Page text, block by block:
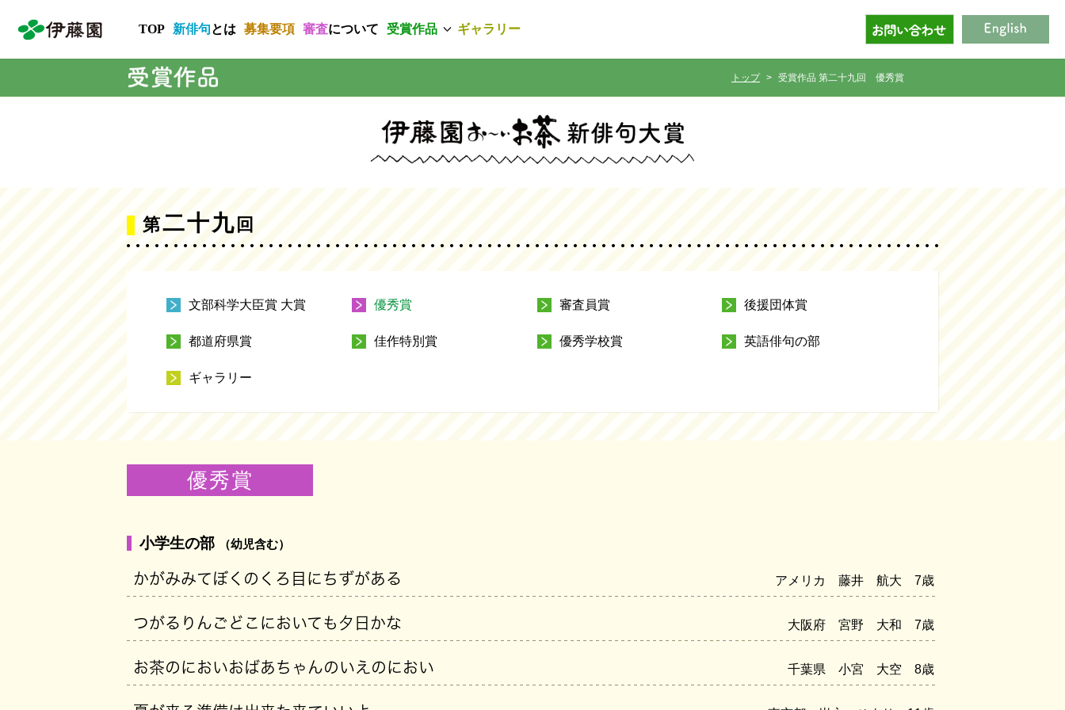
TOP 新俳句とは 募集要項 審査について 受賞作品 ギャラリー
トップ 受賞作品 第二十九回 優秀賞
第二十九 回
文部科学大臣賞 大賞 優秀賞 審査員賞 後援団体賞
都道府県賞 佳作特別賞 優秀学校賞 英語俳句の部
ギャラリー
優秀賞
小学生の部 （幼児含む）
かがみみてぼくのくろ目にちずがある アメリカ 藤井 航大 7歳
つがるりんごどこにおいても夕日かな 大阪府 宮野 大和 7歳
お茶のにおいおばあちゃんのいえのにおい 千葉県 小宮 大空 8歳